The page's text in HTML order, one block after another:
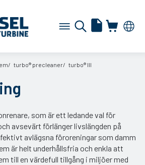
turbo® precleaner turbo® III
som är ett ledande val för
avsevärt förlänger livslängden på
avlägsna föroreningar som damm
är helt underhållsfria och enkla att
till en värdefull tillgång i miljöer med